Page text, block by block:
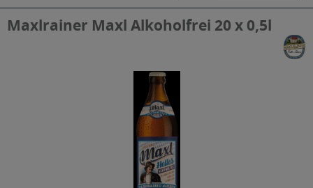
Maxlrainer Maxl Alkoholfrei 20 x 0,5l